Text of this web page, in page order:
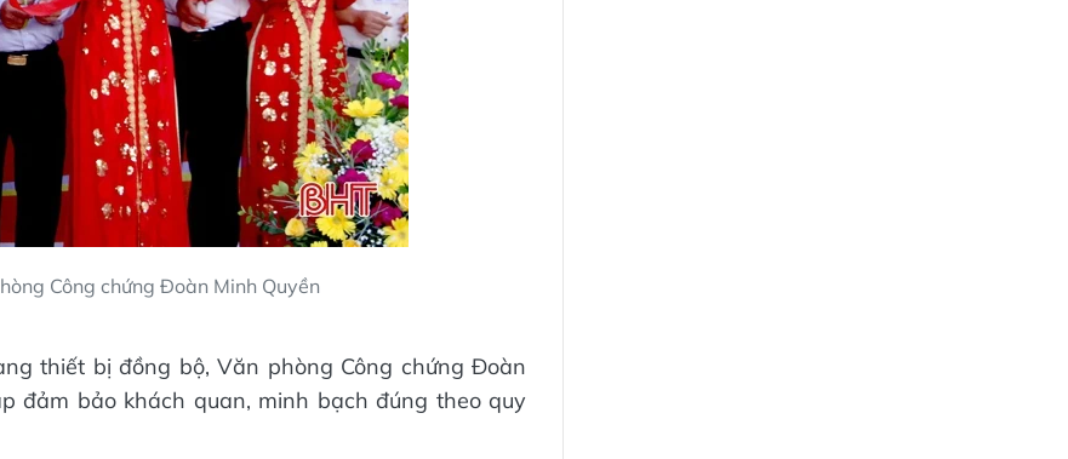
Công chứng Đoàn Minh Quyền
thiết bị đồng bộ, Văn phòng Công chứng Đoàn
đảm bảo khách quan, minh bạch đúng theo quy